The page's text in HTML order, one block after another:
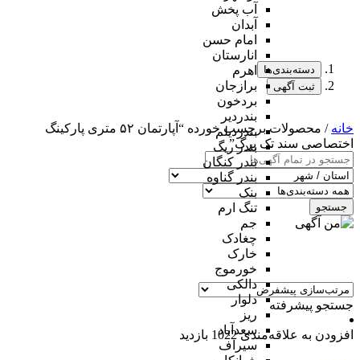
آب پخش
آبدان
امام حسن
انارستان
اهرم
برازجان
بردخون
بندردیر
بندردیلم
بندر ریگ
بندر کنگان
بندر گناوه
بنک
تنگ ارم
جم
چغادک
خارک
خورموج
دالکی
دلوار
ریز
سعدآباد
سیراف
دسته‌بندی‌ها
ثبت آگهی
خانه
/ محصولات برچسب خورده “آپارتمان ۵۲ متری پارکینگ
اختصاصی سند تک برگ”
جستجو
جستجو پیشرفته
افزودن به علاقه‌مندی 1022 بازدید